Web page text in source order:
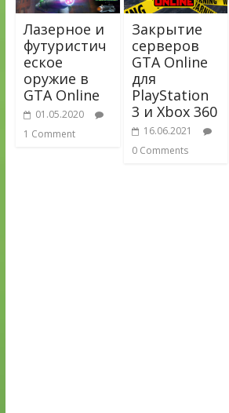
Лазерное и
футуристич
еское
оружие в
GTA Online
01.05.2020
1 Comment
Закрытие
серверов
GTA Online
для
PlayStation
3 и Xbox 360
16.06.2021
0 Comments